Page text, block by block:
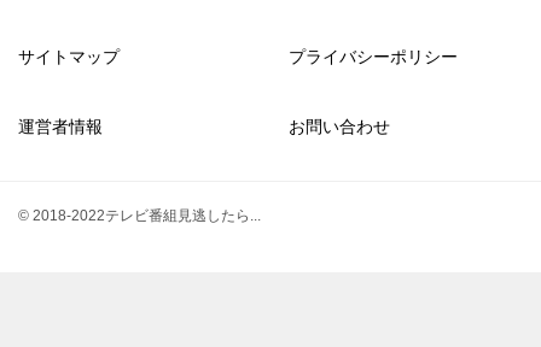
サイトマップ プライバシーポリシー
運営者情報 お問い合わせ
© 2018-2022テレビ番組見逃したら...